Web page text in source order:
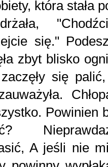
która stała
się."
zbyt blisko
się
Powinien
A jeśli nie